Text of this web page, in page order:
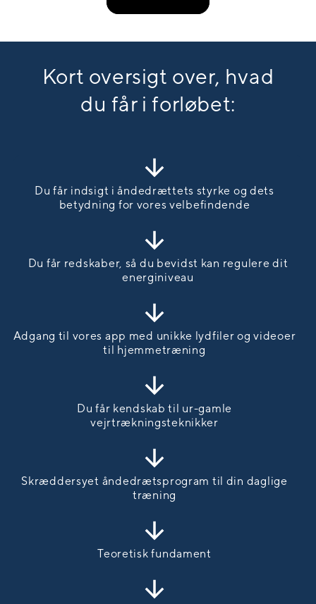
Kort oversigt over, hvad
du får i forløbet:
Du får indsigt i åndedrættets styrke og dets
betydning for vores velbefindende
Du får redskaber, så du bevidst kan regulere dit
energiniveau
Adgang til vores app med unikke lydfiler og videoer
til hjemmetræning
Du får kendskab til ur-gamle
vejrtrækningsteknikker
Skræddersyet åndedrætsprogram til din daglige
træning
Teoretisk fundament